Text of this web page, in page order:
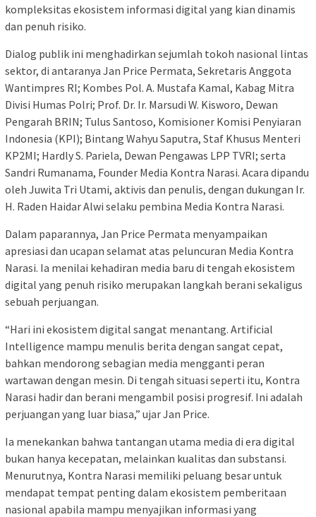
kompleksitas ekosistem informasi digital yang kian dinamis
dan penuh risiko.
Dialog publik ini menghadirkan sejumlah tokoh nasional lintas
sektor, di antaranya Jan Price Permata, Sekretaris Anggota
Wantimpres RI; Kombes Pol. A. Mustafa Kamal, Kabag Mitra
Divisi Humas Polri; Prof. Dr. Ir. Marsudi W. Kisworo, Dewan
Pengarah BRIN; Tulus Santoso, Komisioner Komisi Penyiaran
Indonesia (KPI); Bintang Wahyu Saputra, Staf Khusus Menteri
KP2MI; Hardly S. Pariela, Dewan Pengawas LPP TVRI; serta
Sandri Rumanama, Founder Media Kontra Narasi. Acara dipandu
oleh Juwita Tri Utami, aktivis dan penulis, dengan dukungan Ir.
H. Raden Haidar Alwi selaku pembina Media Kontra Narasi.
Dalam paparannya, Jan Price Permata menyampaikan
apresiasi dan ucapan selamat atas peluncuran Media Kontra
Narasi. Ia menilai kehadiran media baru di tengah ekosistem
digital yang penuh risiko merupakan langkah berani sekaligus
sebuah perjuangan.
“Hari ini ekosistem digital sangat menantang. Artificial
Intelligence mampu menulis berita dengan sangat cepat,
bahkan mendorong sebagian media mengganti peran
wartawan dengan mesin. Di tengah situasi seperti itu, Kontra
Narasi hadir dan berani mengambil posisi progresif. Ini adalah
perjuangan yang luar biasa,” ujar Jan Price.
Ia menekankan bahwa tantangan utama media di era digital
bukan hanya kecepatan, melainkan kualitas dan substansi.
Menurutnya, Kontra Narasi memiliki peluang besar untuk
mendapat tempat penting dalam ekosistem pemberitaan
nasional apabila mampu menyajikan informasi yang